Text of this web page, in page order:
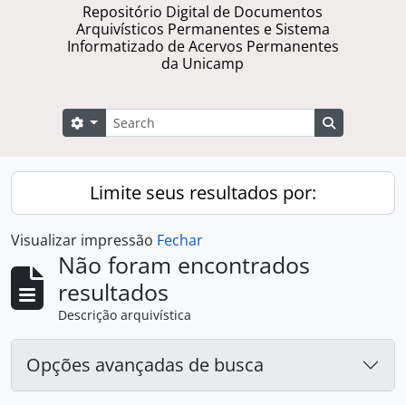
Repositório Digital de Documentos
Arquivísticos Permanentes e Sistema
Informatizado de Acervos Permanentes
da Unicamp
Buscar
Opções de busca
Limite seus resultados por:
Visualizar impressão Fechar
Não foram encontrados
resultados
Descrição arquivística
Opções avançadas de busca